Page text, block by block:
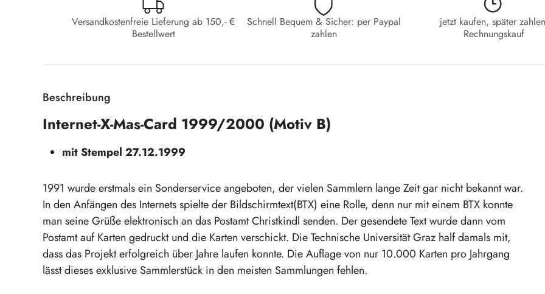
Versandkostenfreie Lieferung ab 150,- €
Bestellwert
Schnell Bequem & Sicher: per Paypal
zahlen
jetzt kaufen, später
Rechnungskauf
Beschreibung
Internet-X-Mas-Card 1999/2000 (Motiv B)
mit Stempel 27.12.1999
1991 wurde erstmals ein Sonderservice angeboten, der vielen Sammlern lange Zeit gar nicht bekannt war.
In den Anfängen des Internets spielte der Bildschirmtext(BTX) eine Rolle, denn nur mit einem BTX konnte
man seine Grüße elektronisch an das Postamt Christkindl senden. Der gesendete Text wurde dann vom
Postamt auf Karten gedruckt und die Karten verschickt. Die Technische Universität Graz half damals mit,
dass das Projekt erfolgreich über Jahre laufen konnte. Die Auflage von nur 10.000 Karten pro Jahrgang
lässt dieses exklusive Sammlerstück in den meisten Sammlungen fehlen.